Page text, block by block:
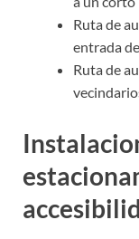
Ruta de
entrada
Ruta de